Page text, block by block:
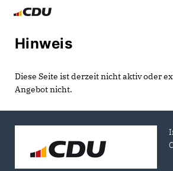
Hinweis
Diese Seite ist derzeit nicht aktiv oder
Angebot nicht.